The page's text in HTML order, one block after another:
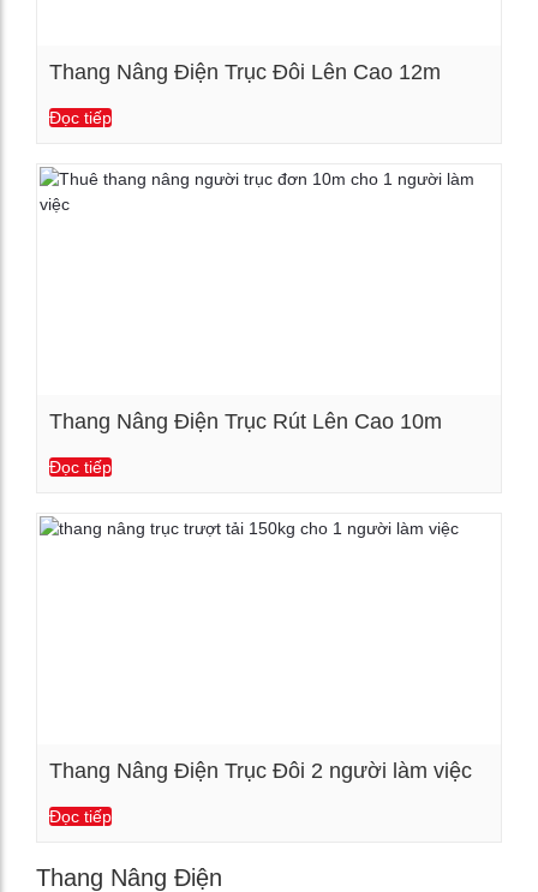
Thang Nâng Điện Trục Đôi Lên Cao 12m
Đọc tiếp
Thang Nâng Điện Trục Rút Lên Cao 10m
Đọc tiếp
Thang Nâng Điện Trục Đôi 2 người làm việc
Đọc tiếp
Thang Nâng Điện